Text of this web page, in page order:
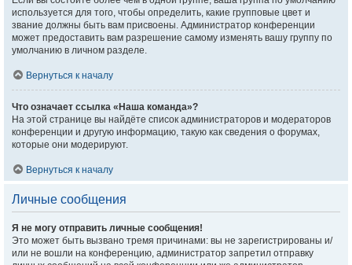
используется для того, чтобы определить, какие групповые цвет и
звание должны быть вам присвоены. Администратор конференции
может предоставить вам разрешение самому изменять вашу группу по
умолчанию в личном разделе.
Вернуться к началу
Что означает ссылка «Наша команда»?
На этой странице вы найдёте список администраторов и модераторов
конференции и другую информацию, такую как сведения о форумах,
которые они модерируют.
Вернуться к началу
Личные сообщения
Я не могу отправить личные сообщения!
Это может быть вызвано тремя причинами: вы не зарегистрированы и/
или не вошли на конференцию, администратор запретил отправку